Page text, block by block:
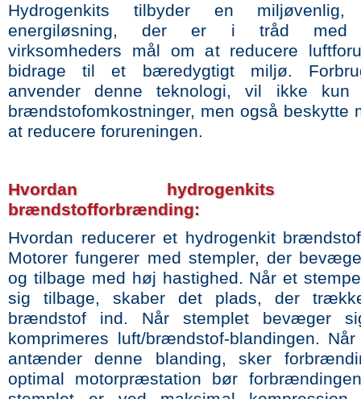
Hydrogenkits tilbyder en miljøvenlig,
energiløsning, der er i tråd med
virksomheders mål om at reducere
bidrage til et bæredygtigt miljø.
anvender denne teknologi, vil ikke kun
brændstofomkostninger, men også beskytte
at reducere forureningen.
Hvordan hydrogenkits
brændstofforbrænding:
Hvordan reducerer et hydrogenkit
Motorer fungerer med stempler, der
og tilbage med høj hastighed. Når et
sig tilbage, skaber det plads, der
brændstof ind. Når stemplet bevæger
komprimeres luft/brændstof-blandingen.
antænder denne blanding, sker
optimal motorpræstation bør